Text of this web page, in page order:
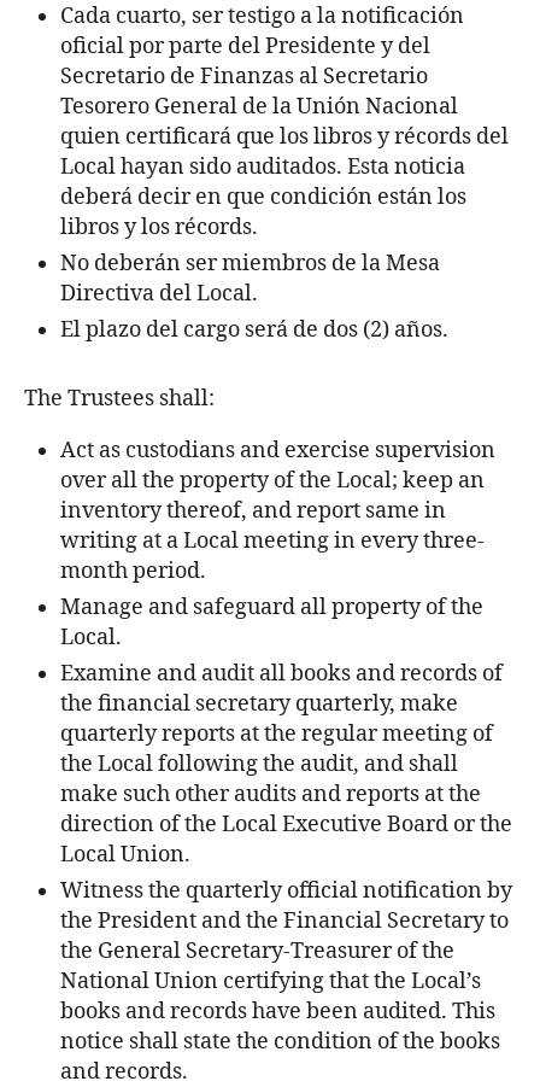
Cada cuarto, ser testigo a la notificación
oficial por parte del Presidente y del
Secretario de Finanzas al Secretario
Tesorero General de la Unión Nacional
quien certificará que los libros y récords del
Local hayan sido auditados. Esta noticia
deberá decir en que condición están los
libros y los récords.
No deberán ser miembros de la Mesa
Directiva del Local.
El plazo del cargo será de dos (2) años.
The Trustees shall:
Act as custodians and exercise supervision
over all the property of the Local; keep an
inventory thereof, and report same in
writing at a Local meeting in every three-
month period.
Manage and safeguard all property of the
Local.
Examine and audit all books and records of
the financial secretary quarterly, make
quarterly reports at the regular meeting of
the Local following the audit, and shall
make such other audits and reports at the
direction of the Local Executive Board or the
Local Union.
Witness the quarterly official notification by
the President and the Financial Secretary to
the General Secretary-Treasurer of the
National Union certifying that the Local’s
books and records have been audited. This
notice shall state the condition of the books
and records.